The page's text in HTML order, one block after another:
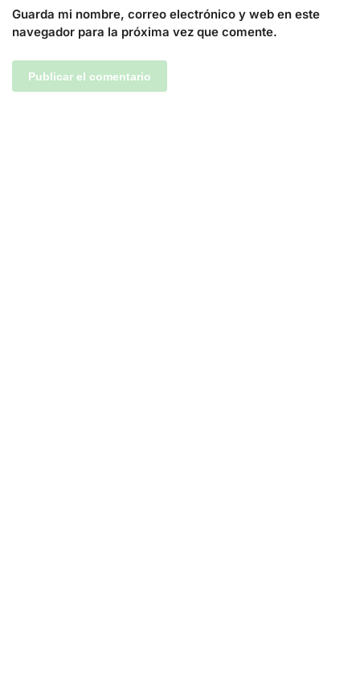
Guarda mi nombre, correo electrónico y web en este
navegador para la próxima vez que comente.